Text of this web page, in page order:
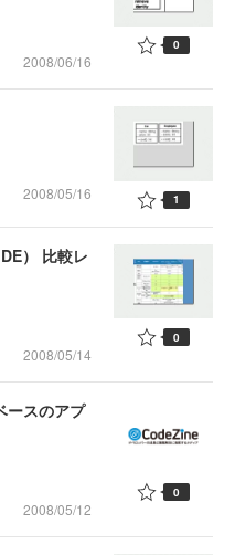
2008/06/16
0
2008/05/16 1
） 比較レ
2008/05/14
0
スのアプ
2008/05/12
0